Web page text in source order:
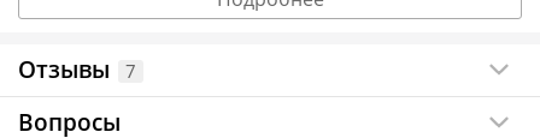
фильтрации напитка
Отзывы 7
Вопросы